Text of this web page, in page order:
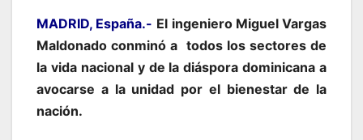
MADRID, España.- El ingeniero Miguel Vargas
Maldonado conminó a todos los sectores de
la vida nacional y de la diáspora dominicana a
avocarse a la unidad por el bienestar de la
nación.